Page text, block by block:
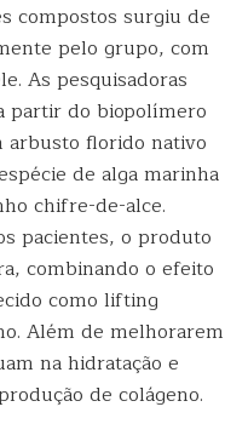
compostos surgiu de
pelo grupo, com
As pesquisadoras
partir do biopolímero
florido nativo
de alga marinha
chifre-de-alce.
pacientes, o produto
combinando o efeito
como lifting
Além de melhorarem
na hidratação e
de colágeno.